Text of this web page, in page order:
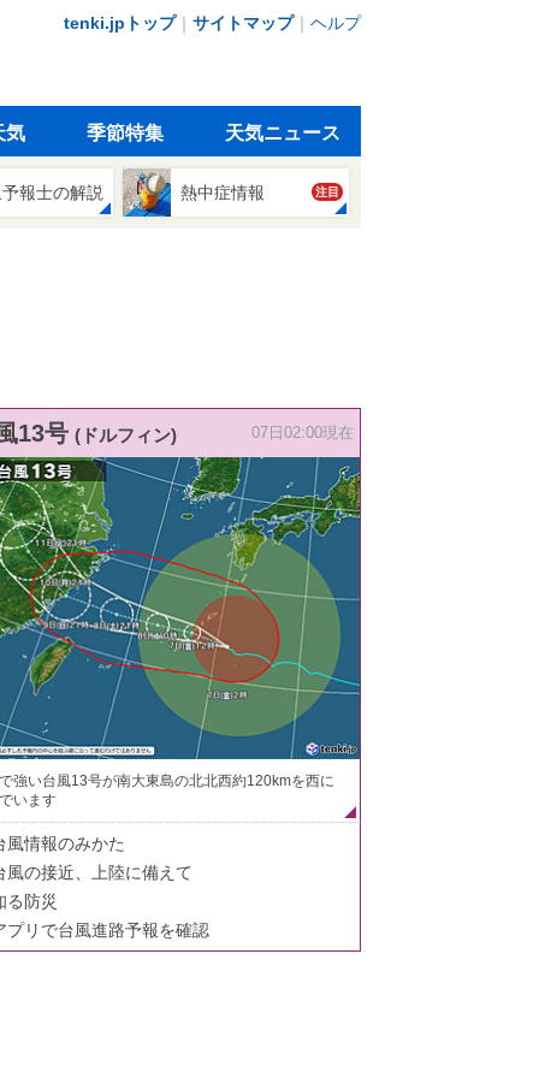
tenki.jpトップ｜ サイトマップ｜ ヘルプ
気 季節特集 天気ニュース
報士の解説 熱中症情報 注目
13号 (ドルフィン) 07日02:00現在
強い台風13号が南大東島の北北西約120kmを西に
います
風情報のみかた
風の接近、上陸に備えて
る防災
プリで台風進路予報を確認